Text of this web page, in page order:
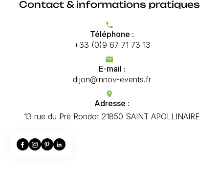
Contact & informations pratiques
phone
Téléphone :
+33 (0)9 67 71 73 13
mail
E-mail :
dijon@innov-events.fr
location_on
Adresse :
13 rue du Pré Rondot 21850 SAINT APOLLINAIRE